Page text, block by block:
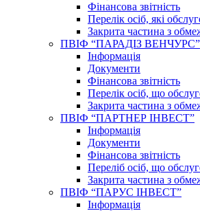
Фінансова звітність
Перелік осіб, які
Закрита частина з
ПВІФ “ПАРАДІЗ ВЕНЧУРС”
Інформація
Документи
Фінансова звітність
Перелік осіб, що
Закрита частина з
ПВІФ “ПАРТНЕР ІНВЕСТ”
Інформація
Документи
Фінансова звітність
Переліб осіб, що
Закрита частина з
ПВІФ “ПАРУС ІНВЕСТ”
Інформація